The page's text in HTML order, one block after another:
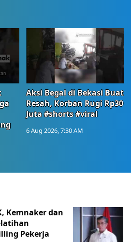
Aksi Begal di Bekasi Buat
Resah, Korban Rugi Rp30
Juta #shorts #viral
6 Aug 2026, 7:30 AM
Kemnaker dan
Pekerja